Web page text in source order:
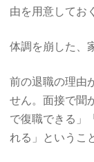
由を用意してお
体調を崩した、
前の退職の理由
せん。面接で聞
で復職できる」
れる」というこ